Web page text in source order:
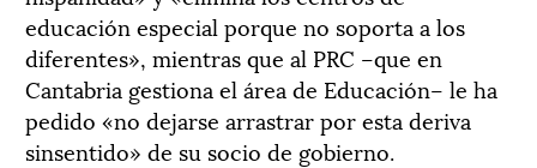
educación especial porque no soporta a los
diferentes», mientras que al PRC –que en
Cantabria gestiona el área de Educación– le ha
pedido «no dejarse arrastrar por esta deriva
sinsentido» de su socio de gobierno.